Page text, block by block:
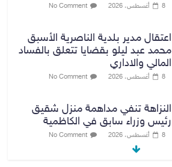
8 أغسطس، 2026 No Comment
النزاهة تنفي مداهمة منزل شقيق
رئيس وزراء سابق في الكاظمية
8 أغسطس، 2026
رئيس حكومة إقليم كردستان مسرور
بارزاني ينفي ما يشاع عن وجود
عسكري أمريكي في بعض قواعد